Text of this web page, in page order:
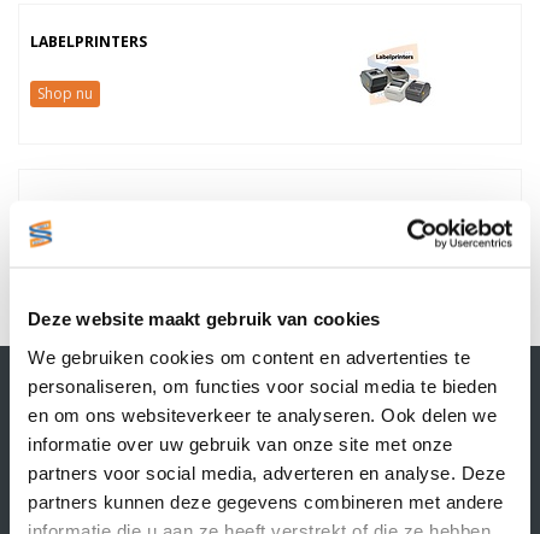
Deze website maakt gebruik van cookies
We gebruiken cookies om content en advertenties te
personaliseren, om functies voor social media te bieden
en om ons websiteverkeer te analyseren. Ook delen we
informatie over uw gebruik van onze site met onze
partners voor social media, adverteren en analyse. Deze
partners kunnen deze gegevens combineren met andere
informatie die u aan ze heeft verstrekt of die ze hebben
LABELPRINTERS
Shop nu
Contactgegevens
Supply Service B.V.
Nijverheidsstraat 25-K
3861 RJ Nijkerk
info@supplyservice.nl
+31 33 468 13 42